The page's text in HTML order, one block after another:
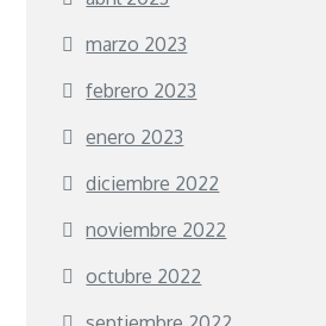
marzo 2023
febrero 2023
enero 2023
diciembre 2022
noviembre 2022
octubre 2022